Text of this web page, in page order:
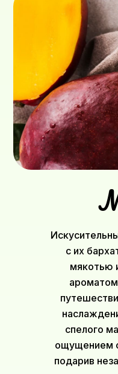
с их
мякотью
спелого
ощущением
подарив